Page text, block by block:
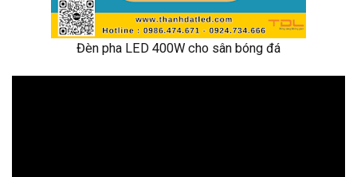
Đèn pha LED 400W cho sân bóng đá